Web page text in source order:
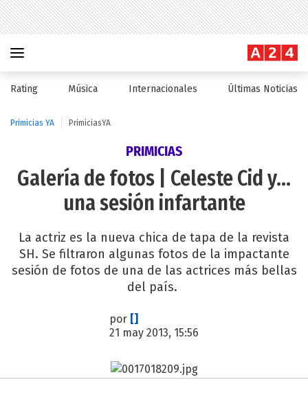
Rating Música Internacionales Últimas Noticias
Primicias YA PrimiciasYA
PRIMICIAS
Galería de fotos | Celeste Cid y...
una sesión infartante
La actriz es la nueva chica de tapa de la revista
SH. Se filtraron algunas fotos de la impactante
sesión de fotos de una de las actrices más bellas
del país.
por []
21 may 2013, 15:56